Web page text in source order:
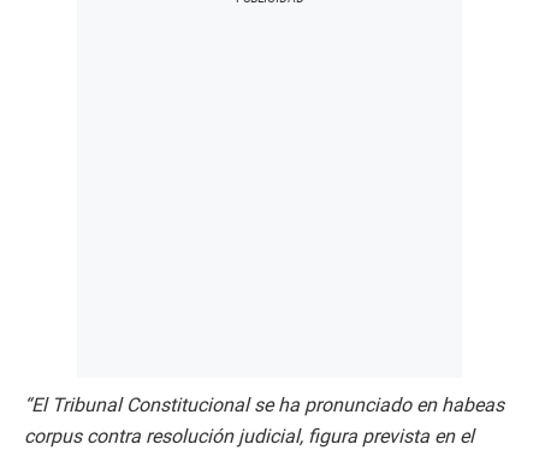
“El Tribunal Constitucional se ha pronunciado en habeas
corpus contra resolución judicial, figura prevista en el